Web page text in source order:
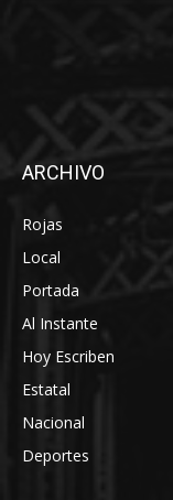
ARCHIVO
Rojas
Local
Portada
Al Instante
Hoy Escriben
Estatal
Nacional
Deportes